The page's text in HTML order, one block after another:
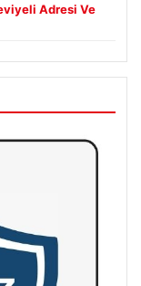
Adresi Ve